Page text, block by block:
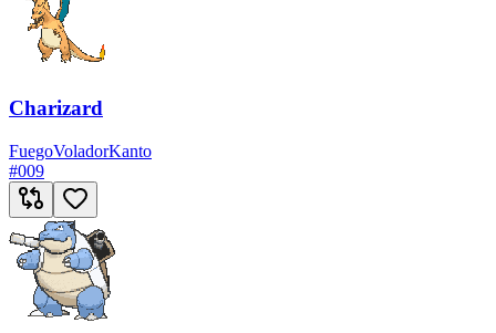
Charizard
FuegoVoladorKanto
#009